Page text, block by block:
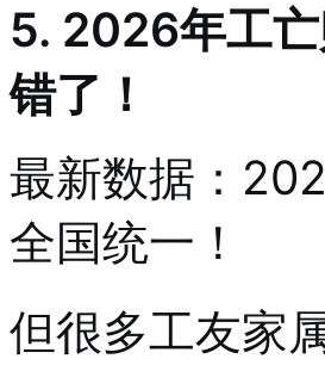
5. 2026年工
错了！
最新数据：
全国统一！
但很多工友家